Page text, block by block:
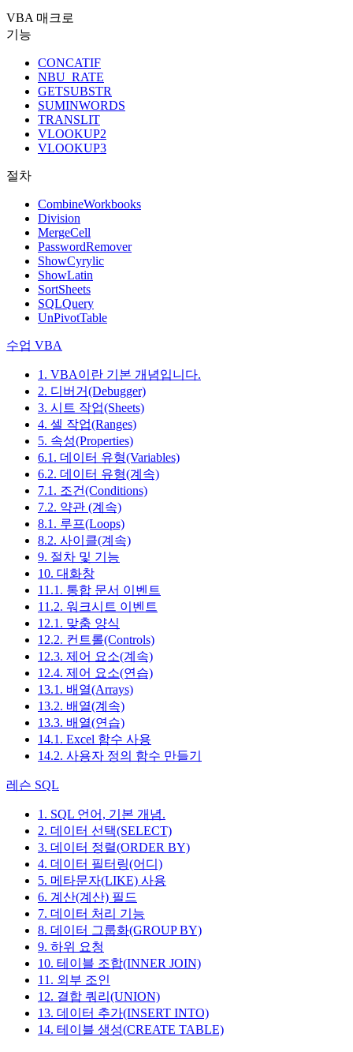
VBA 매크로
기능
CONCATIF
NBU_RATE
GETSUBSTR
SUMINWORDS
TRANSLIT
VLOOKUP2
VLOOKUP3
절차
CombineWorkbooks
Division
MergeCell
PasswordRemover
ShowCyrylic
ShowLatin
SortSheets
SQLQuery
UnPivotTable
수업 VBA
1. VBA이란 기본 개념입니다.
2. 디버거(Debugger)
3. 시트 작업(Sheets)
4. 셀 작업(Ranges)
5. 속성(Properties)
6.1. 데이터 유형(Variables)
6.2. 데이터 유형(계속)
7.1. 조건(Conditions)
7.2. 약관 (계속)
8.1. 루프(Loops)
8.2. 사이클(계속)
9. 절차 및 기능
10. 대화창
11.1. 통합 문서 이벤트
11.2. 워크시트 이벤트
12.1. 맞춤 양식
12.2. 컨트롤(Controls)
12.3. 제어 요소(계속)
12.4. 제어 요소(연습)
13.1. 배열(Arrays)
13.2. 배열(계속)
13.3. 배열(연습)
14.1. Excel 함수 사용
14.2. 사용자 정의 함수 만들기
레슨 SQL
1. SQL 언어, 기본 개념.
2. 데이터 선택(SELECT)
3. 데이터 정렬(ORDER BY)
4. 데이터 필터링(어디)
5. 메타문자(LIKE) 사용
6. 계산(계산) 필드
7. 데이터 처리 기능
8. 데이터 그룹화(GROUP BY)
9. 하위 요청
10. 테이블 조합(INNER JOIN)
11. 외부 조인
12. 결합 쿼리(UNION)
13. 데이터 추가(INSERT INTO)
14. 테이블 생성(CREATE TABLE)